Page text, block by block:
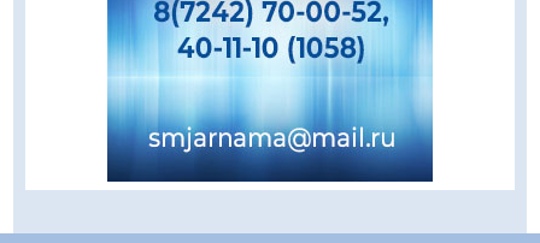
07.08.2026
Балалардың жазғы демалысындағы
қауіпсіздік – тұрақты бақылауда
07.08.2026
Сыбайлас жемқорлық